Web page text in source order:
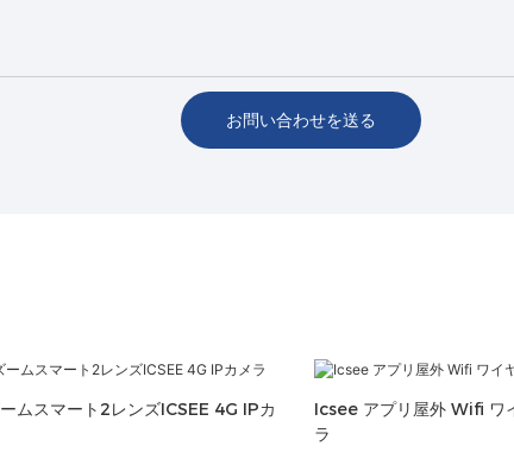
お問い合わせを送る
ムスマート2レンズICSEE 4G IPカ
Icsee アプリ屋外 Wifi ワ
ラ